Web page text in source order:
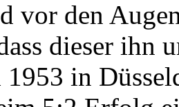
vor den
dieser ihn
1953 in